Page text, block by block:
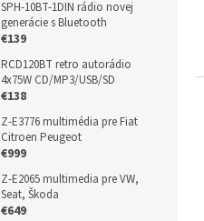
SPH-10BT-1DIN rádio novej
generácie s Bluetooth
€139
RCD120BT retro autorádio
4x75W CD/MP3/USB/SD
€138
Z-E3776 multimédia pre Fiat
Citroen Peugeot
€999
Z-E2065 multimedia pre VW,
Seat, Škoda
€649